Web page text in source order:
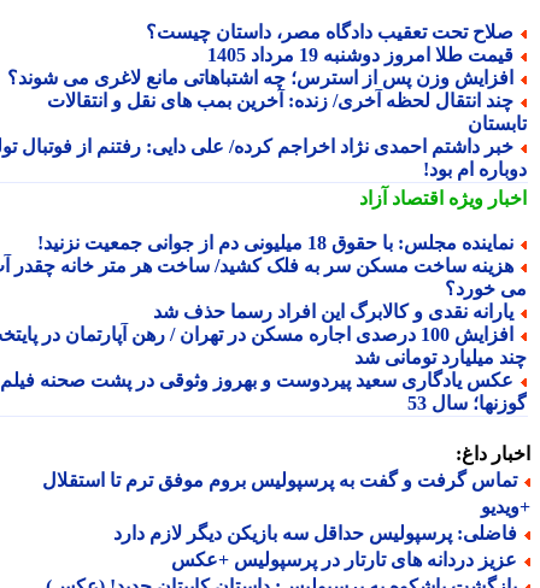
تحت تعقیب دادگاه مصر، داستان چیست؟
طلا امروز دوشنبه 19 مرداد 1405
وزن پس از استرس؛ چه اشتباهاتی مانع لاغری می شوند؟
انتقال لحظه آخری/ زنده: آخرین بمب های نقل و انتقالات
داشتم احمدی نژاد اخراجم کرده/ علی دایی: رفتنم از فوتبال تولد
ام بود!
ویژهاقتصاد آزاد
مجلس: با حقوق 18 میلیونی دم از جوانی جمعیت نزنید!
ساخت مسکن سر به فلک کشید/ ساخت هر متر خانه چقدر آب
خورد؟
نقدی و کالابرگ این افراد رسما حذف شد
افزایش 100 درصدی اجاره مسکن در تهران / رهن آپارتمان در پایتخت
میلیارد تومانی شد
یادگاری سعید پیردوست و بهروز وثوقی در پشت صحنه فیلم
سال 53
داغ:
گرفت و گفت به پرسپولیس بروم موفق ترم تا استقلال
پرسپولیس حداقل سه بازیکن دیگر لازم دارد
دردانه های تارتار در پرسپولیس +عکس